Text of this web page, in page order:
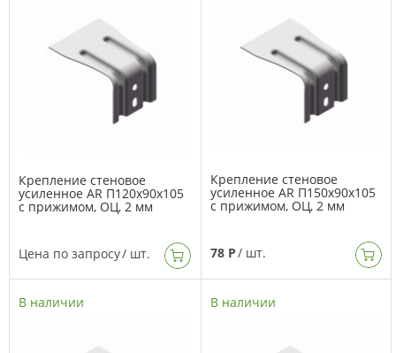
Крепление стеновое
усиленное AR П120х90х105
с прижимом, ОЦ, 2 мм
Цена по запросу/ шт.
Крепление стеновое
усиленное AR П150х90х105
с прижимом, ОЦ, 2 мм
78 Р/ шт.
В наличии В наличии